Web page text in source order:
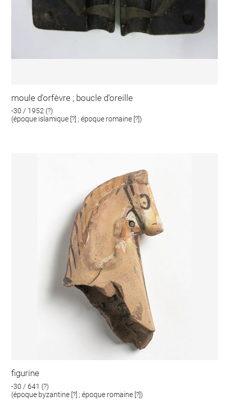
moule d'orfèvre ; boucle d'oreille
-30 / 1952 (?)
(époque islamique [?] ; époque romaine [?])
figurine
-30 / 641 (?)
(époque byzantine [?] ; époque romaine [?])